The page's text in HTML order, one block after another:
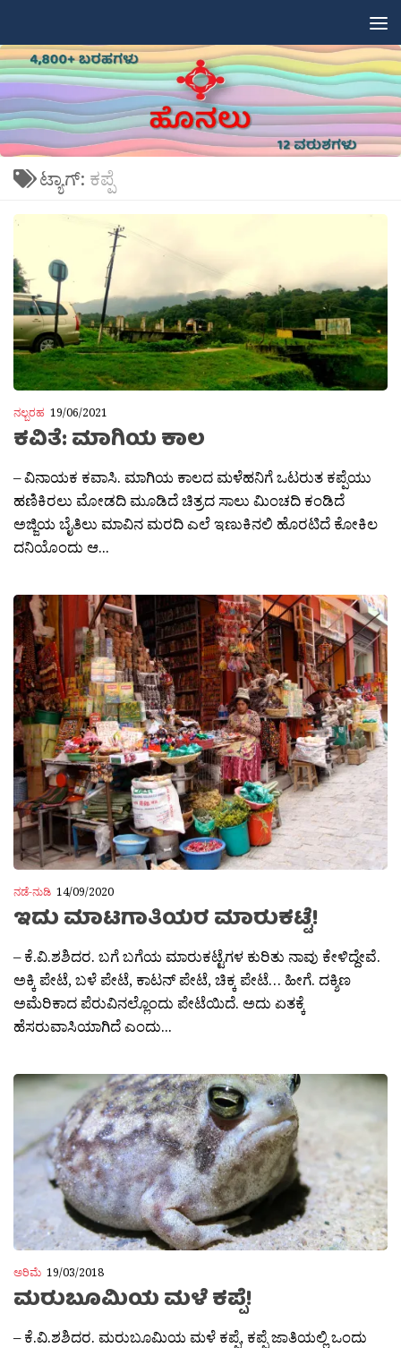
ಟ್ಯಾಗ್: ಕಪ್ಪೆ
ನಲ್ಬರಹ 19/06/2021
ಕವಿತೆ: ಮಾಗಿಯ ಕಾಲ
– ವಿನಾಯಕ ಕವಾಸಿ. ಮಾಗಿಯ ಕಾಲದ ಮಳೆಹನಿಗೆ ಒಟರುತ ಕಪ್ಪೆಯು
ಹಣಿಕಿರಲು ಮೋಡದಿ ಮೂಡಿದೆ ಚಿತ್ರದ ಸಾಲು ಮಿಂಚದಿ ಕಂಡಿದೆ
ಅಜ್ಜಿಯ ಬೈತಿಲು ಮಾವಿನ ಮರದಿ ಎಲೆ ಇಣುಕಿನಲಿ ಹೊರಟಿದೆ ಕೋಕಿಲ
ದನಿಯೊಂದು ಆ...
ನಡೆ-ನುಡಿ 14/09/2020
ಇದು ಮಾಟಗಾತಿಯರ ಮಾರುಕಟ್ಟೆ!
– ಕೆ.ವಿ.ಶಶಿದರ. ಬಗೆ ಬಗೆಯ ಮಾರುಕಟ್ಟೆಗಳ ಕುರಿತು ನಾವು ಕೇಳಿದ್ದೇವೆ.
ಅಕ್ಕಿ ಪೇಟೆ, ಬಳೆ ಪೇಟೆ, ಕಾಟನ್ ಪೇಟೆ, ಚಿಕ್ಕ ಪೇಟೆ… ಹೀಗೆ. ದಕ್ಶಿಣ
ಅಮೆರಿಕಾದ ಪೆರುವಿನಲ್ಲೊಂದು ಪೇಟೆಯಿದೆ. ಅದು ಏತಕ್ಕೆ
ಹೆಸರುವಾಸಿಯಾಗಿದೆ ಎಂದು...
ಅರಿಮೆ 19/03/2018
ಮರುಬೂಮಿಯ ಮಳೆ ಕಪ್ಪೆ!
– ಕೆ.ವಿ.ಶಶಿದರ. ಮರುಬೂಮಿಯ ಮಳೆ ಕಪ್ಪೆ, ಕಪ್ಪೆ ಜಾತಿಯಲ್ಲಿ ಒಂದು